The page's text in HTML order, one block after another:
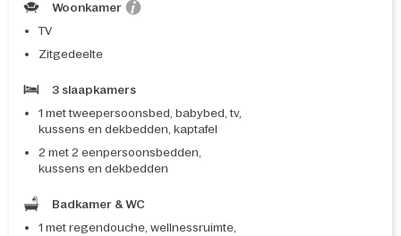
Woonkamer
TV
Zitgedeelte
3 slaapkamers
1 met tweepersoonsbed, babybed, tv,
kussens en dekbedden, kaptafel
2 met 2 eenpersoonsbedden,
kussens en dekbedden
Badkamer & WC
1 met regendouche, wellnessruimte,